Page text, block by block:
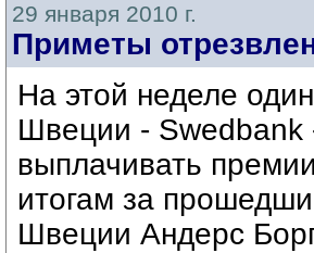
29 января 2010 г.
Приметы
На этой неделе
Швеции - Swedbank
выплачивать
итогам за
Швеции Андерс